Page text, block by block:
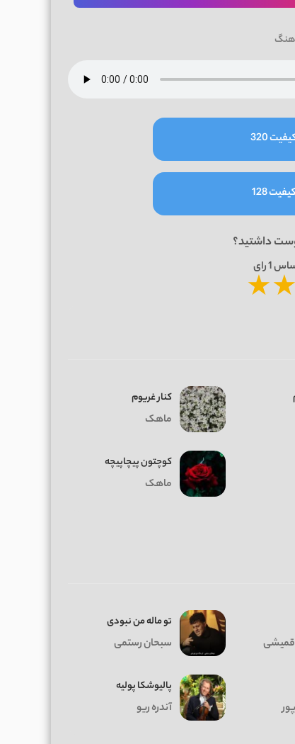
320
128
داشتید؟
1رای
★★
کنار غریوم
ماهک
کوچتون پیچاپیچه
ماهک
تو ماله من نبودی
سبحان رستمی
پالیوشکا پولیه
آندره ریو